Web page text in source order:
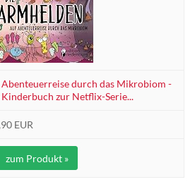
durch das Mikrobiom -
Kinderbuch zur Netflix-Serie...
EUR
zum Produkt »